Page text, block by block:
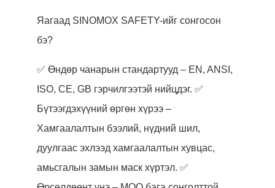
Яагаад SINOMOX SAFETY-ийг сонгосон
бэ?
✅ Өндөр чанарын стандартууд – EN, ANSI,
ISO, CE, GB гэрчилгээтэй нийцдэг. ✅
Бүтээгдэхүүний өргөн хүрээ –
Хамгаалалтын бээлий, нүдний шил,
дуулгаас эхлээд хамгаалалтын хувцас,
амьсгалын замын маск хүртэл. ✅